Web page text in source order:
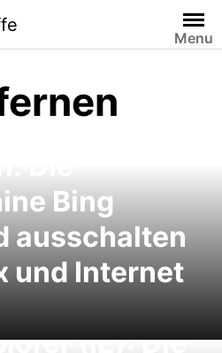
Menu
und
Bing
ausschalten
und Internet
(IE): Die